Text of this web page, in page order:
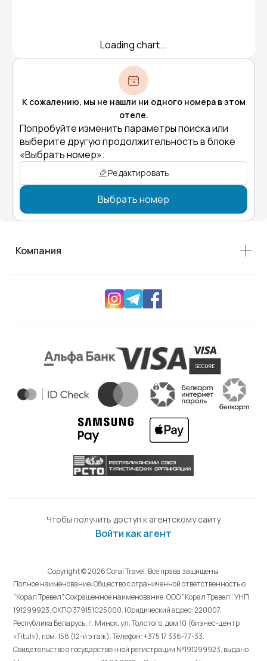
Loading chart...
К сожалению, мы не нашли ни одного номера в этом
отеле.
Попробуйте изменить параметры поиска или
выберите другую продолжительность в блоке
«Выбрать номер».
Редактировать
Выбрать номер
Компания
Чтобы получить доступ к агентскому сайту
Войти как агент
Copyright © 2026 Coral Travel. Все права защищены.
Полное наименование: Общество с ограниченной ответственностью
"Корал Тревел". Сокращенное наименование: ООО "Корал Тревел". УНП
191299923, ОКПО 379151025000. Юридический адрес: 220007,
Республика Беларусь, г. Минск, ул. Толстого, дом 10 (бизнес-центр
«Titul»), пом. 158 (12-й этаж). Телефон: +375 17 336-77-33.
Свидетельство о государственной регистрации №191299923, выдано